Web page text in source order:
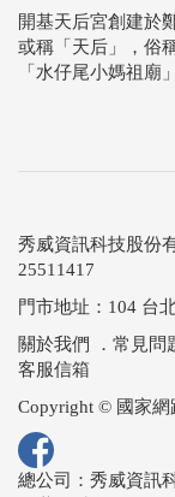
開基天后宮創建於
或稱「天后」，俗
「水仔尾小媽祖廟
秀威資訊科技股份
25511417
門市地址：104 台
關於我們
． 常見問
客服信箱
Copyright © 國家網
總公司：秀威資訊